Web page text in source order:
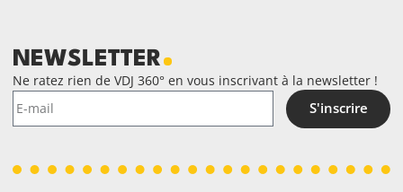
NEWSLETTER
Ne ratez rien de VDJ 360° en vous inscrivant à la newsletter !
S'inscrire